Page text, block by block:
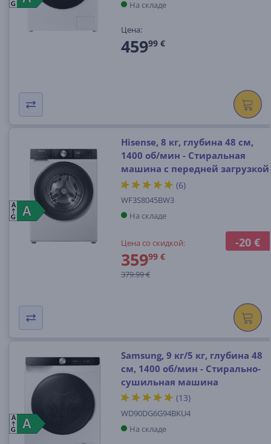
G
На складе
Цена:
45999 €
-20 €
A
A
A
G
Hisense, 8 кг, глубина 48 см,
1400 об/мин - Стиральная
машина с передней загрузкой
(6)
WF3S8045BW3
На складе
Цена со скидкой:
35999 €
379.99 €
A
A
A
G
Samsung, 9 кг/5 кг, глубина 48
см, 1400 об/мин - Стирально-
сушильная машина
(13)
WD90DG6G94BKU4
На складе